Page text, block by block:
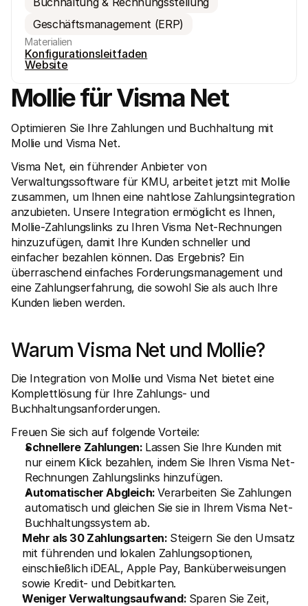
Geschäftsmanagement (ERP)
Materialien
Konfigurationsleitfaden
Website
Mollie für Visma Net
Optimieren Sie Ihre Zahlungen und Buchhaltung mit
Mollie und Visma Net.
Visma Net, ein führender Anbieter von
Verwaltungssoftware für KMU, arbeitet jetzt mit Mollie
zusammen, um Ihnen eine nahtlose Zahlungsintegration
anzubieten. Unsere Integration ermöglicht es Ihnen,
Mollie-Zahlungslinks zu Ihren Visma Net-Rechnungen
hinzuzufügen, damit Ihre Kunden schneller und
einfacher bezahlen können. Das Ergebnis? Ein
überraschend einfaches Forderungsmanagement und
eine Zahlungserfahrung, die sowohl Sie als auch Ihre
Kunden lieben werden.
Warum Visma Net und Mollie?
Die Integration von Mollie und Visma Net bietet eine
Komplettlösung für Ihre Zahlungs- und
Buchhaltungsanforderungen.
Freuen Sie sich auf folgende Vorteile:
Schnellere Zahlungen: Lassen Sie Ihre Kunden mit
nur einem Klick bezahlen, indem Sie Ihren Visma Net-
Rechnungen Zahlungslinks hinzufügen.
Automatischer Abgleich: Verarbeiten Sie Zahlungen
automatisch und gleichen Sie sie in Ihrem Visma Net-
Buchhaltungssystem ab.
Mehr als 30 Zahlungsarten: Steigern Sie den Umsatz
mit führenden und lokalen Zahlungsoptionen,
einschließlich iDEAL, Apple Pay, Banküberweisungen
sowie Kredit- und Debitkarten.
Weniger Verwaltungsaufwand: Sparen Sie Zeit,
Technische Ressourcen
Developer-Portal
Developer
Bibliotheken
Discord community
Werden Sie Teil der Entwickler-Community
Über Mollie
Preise
Sehen Sie sich unsere Preise an
Über uns
Unsere Story und Werte
News
Lesen Sie aktuelle Mollie-
Neuigkeiten
Karriere
Kommen Sie zu uns - wir stellen ein!
für Ihr
Kontakt
Für Mollie-Händler
Kontaktieren Sie unseren Händler-Support
Erfahren Sie, wie wir Ihrem Unternehmen helfen können